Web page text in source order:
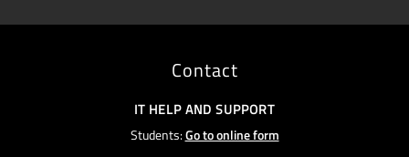
Contact
IT HELP AND SUPPORT
Students:Go to online form